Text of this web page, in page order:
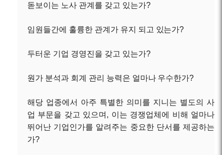
돋보이는 노사 관계를 갖고 있는가?
임원들간에 훌륭한 관계가 유지 되고 있는가?
두터운 기업 경영진을 갖고 있는가?
원가 분석과 회계 관리 능력은 얼마나 우수한가?
해당 업종에서 아주 특별한 의미를 지니는 별도의 사
업 부문을 갖고 있으며, 이는 경쟁업체에 비해 얼마나
뛰어난 기업인가를 알려주는 중요한 단서를 제공하는
가?